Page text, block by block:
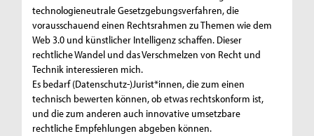
technologieneutrale Gesetzgebungsverfahren, die
vorausschauend einen Rechtsrahmen zu Themen wie dem
Web 3.0 und künstlicher Intelligenz schaffen. Dieser
rechtliche Wandel und das Verschmelzen von Recht und
Technik interessieren mich.
Es bedarf (Datenschutz-)Jurist*innen, die zum einen
technisch bewerten können, ob etwas rechtskonform ist,
und die zum anderen auch innovative umsetzbare
rechtliche Empfehlungen abgeben können.